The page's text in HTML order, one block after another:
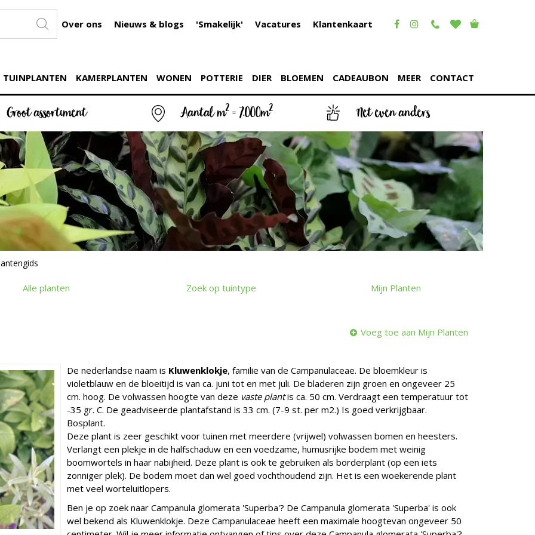
Groot assortiment Aantal m2= 7.000m2 Net even anders
Over ons Nieuws & blogs 'Smakelijk' Vacatures Klantenkaart
TUINPLANTEN KAMERPLANTEN WONEN POTTERIE DIER BLOEMEN CADEAUBON MEER CONTACT
Alle planten Zoek op tuintype Mijn Planten
Voeg toe aan Mijn Planten
De nederlandse naam is Kluwenklokje, familie van de Campanulaceae. De bloemkleur is
violetblauw en de bloeitijd is van ca. juni tot en met juli. De bladeren zijn groen en ongeveer 25
cm. hoog. De volwassen hoogte van deze vaste plantis ca. 50 cm. Verdraagt een temperatuur tot
-35 gr. C. De geadviseerde plantafstand is 33 cm. (7-9 st. per m2.) Is goed verkrijgbaar.
Bosplant.
Deze plant is zeer geschikt voor tuinen met meerdere (vrijwel) volwassen bomen en heesters.
Verlangt een plekje in de halfschaduw en een voedzame, humusrijke bodem met weinig
boomwortels in haar nabijheid. Deze plant is ook te gebruiken als borderplant (op een iets
zonniger plek). De bodem moet dan wel goed vochthoudend zijn. Het is een woekerende plant
met veel worteluitlopers.
Ben je op zoek naar Campanula glomerata 'Superba'? De Campanula glomerata 'Superba' is ook
wel bekend als Kluwenklokje. Deze Campanulaceae heeft een maximale hoogtevan ongeveer 50